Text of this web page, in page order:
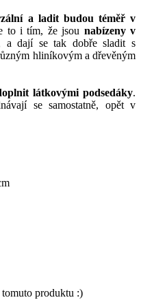
a ladit budou téměř v
to i tím, že jsou nabízeny v
a dají se tak dobře sladit s
hliníkovým a dřevěným
látkovými podsedáky.
se samostatně, opět v
produktu :)